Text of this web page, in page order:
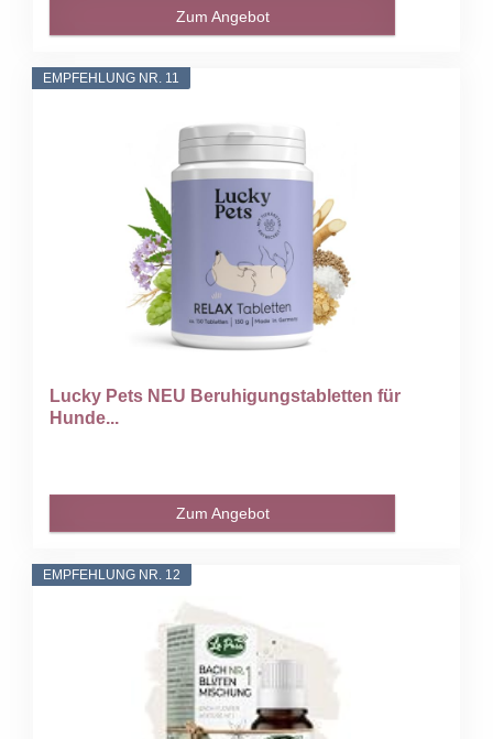
Zum Angebot
EMPFEHLUNG NR. 11
Lucky Pets NEU Beruhigungstabletten für
Hunde...
Zum Angebot
EMPFEHLUNG NR. 12